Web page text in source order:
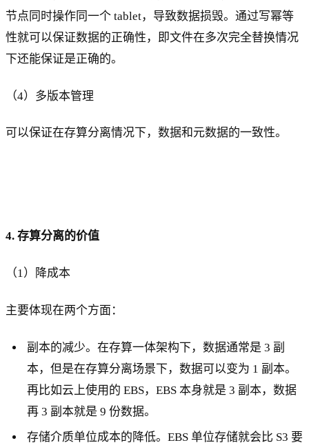
节点同时操作同一个 tablet，导致数据损毁。通过写幂等
性就可以保证数据的正确性，即文件在多次完全替换情况
下还能保证是正确的。
（4）多版本管理
可以保证在存算分离情况下，数据和元数据的一致性。
4. 存算分离的价值
（1）降成本
主要体现在两个方面：
副本的减少。在存算一体架构下，数据通常是 3 副
本，但是在存算分离场景下，数据可以变为 1 副本。
再比如云上使用的 EBS，EBS 本身就是 3 副本，数据
再 3 副本就是 9 份数据。
存储介质单位成本的降低。EBS 单位存储就会比 S3 要